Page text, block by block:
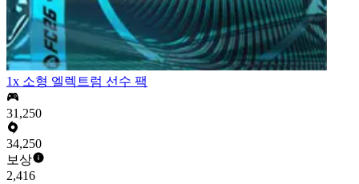
1x 소형 엘렉트럼 선수 팩
31,250
34,250
보상
2,416